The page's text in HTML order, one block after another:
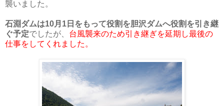
襲いました。
石淵ダムは10月1日をもって役割を胆沢ダムへ役割を引き継
ぐ予定でしたが、 台風襲来のため引き継ぎを延期し最後の
仕事をしてくれました。